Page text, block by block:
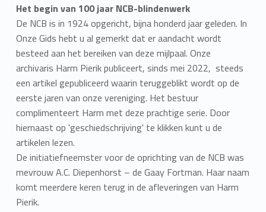
Het begin van 100 jaar NCB-blindenwerk
De NCB is in 1924 opgericht, bijna honderd jaar geleden. In
Onze Gids hebt u al gemerkt dat er aandacht wordt
besteed aan het bereiken van deze mijlpaal. Onze
archivaris Harm Pierik publiceert, sinds mei 2022, steeds
een artikel gepubliceerd waarin teruggeblikt wordt op de
eerste jaren van onze vereniging. Het bestuur
complimenteert Harm met deze prachtige serie. Door
hiernaast op 'geschiedschrijving' te klikken kunt u de
artikelen lezen.
De initiatiefneemster voor de oprichting van de NCB was
mevrouw A.C. Diepenhorst – de Gaay Fortman. Haar naam
komt meerdere keren terug in de afleveringen van Harm
Pierik.